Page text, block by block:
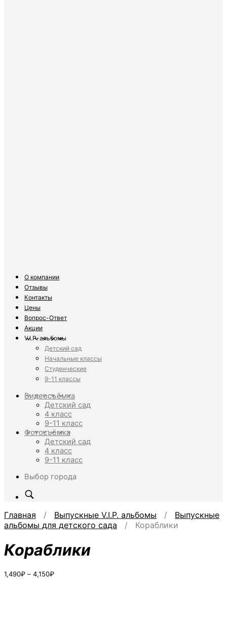
О компании
Отзывы
Контакты
Цены
Вопрос-Ответ
Акции
V.I.P. альбомы
Детский сад
Начальные классы
Студенческие
9-11 классы
Видеосъёмка
Детский сад
4 класс
9-11 класс
Фотосъёмка
Детский сад
4 класс
9-11 класс
Выбор города
Главная / Выпускные V.I.P. альбомы / Выпускные
альбомы для детского сада / Кораблики
Кораблики
1,490₽ – 4,150₽Диапазон